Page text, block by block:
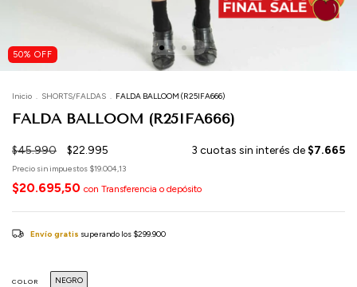
50% OFF
Inicio . SHORTS/FALDAS . FALDA BALLOOM (R25IFA666)
FALDA BALLOOM (R25IFA666)
$45.990 $22.995 3 cuotas sin interés de $7.665
Precio sin impuestos $19.004,13
$20.695,50 con Transferencia o depósito
Envío gratis superando los $299.900
COLOR NEGRO